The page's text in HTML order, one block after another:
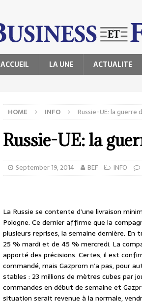
ACCUEIL LA UNE ACTUALITE
HOME INFO Russie-UE: la guerre
Russie-UE: la
September 19, 2014 BEF INFO
La Russie se contente d’une livraison
Pologne. Ce dernier affirme que la
plusieurs reprises, la semaine dernière.
25 % mardi et de 45 % mercredi. La
apporté des précisions. Certes, il est
commandé, mais Gazprom n’a pas, pour
stables : 23 millions de mètres cubes par
commandes en début de semaine et
situation serait revenue à la normale,